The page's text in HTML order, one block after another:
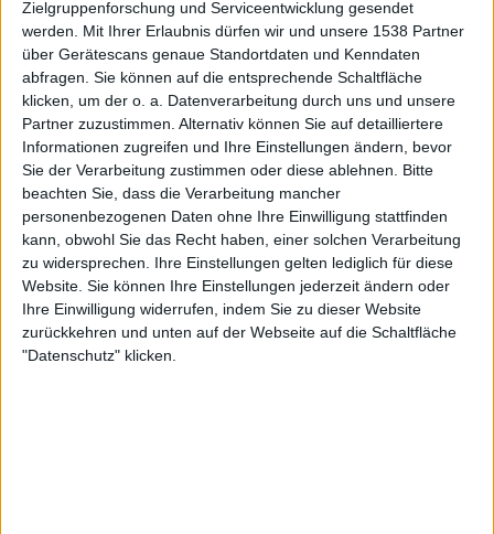
Zielgruppenforschung und Serviceentwicklung gesendet
werden.
Mit Ihrer Erlaubnis dürfen wir und unsere 1538 Partner
über Gerätescans genaue Standortdaten und Kenndaten
abfragen. Sie können auf die entsprechende Schaltfläche
klicken, um der o. a. Datenverarbeitung durch uns und unsere
Partner zuzustimmen. Alternativ können Sie auf detailliertere
Informationen zugreifen und Ihre Einstellungen ändern, bevor
Sie der Verarbeitung zustimmen oder diese ablehnen.
Bitte
beachten Sie, dass die Verarbeitung mancher
personenbezogenen Daten ohne Ihre Einwilligung stattfinden
kann, obwohl Sie das Recht haben, einer solchen Verarbeitung
zu widersprechen. Ihre Einstellungen gelten lediglich für diese
Website. Sie können Ihre Einstellungen jederzeit ändern oder
Ihre Einwilligung widerrufen, indem Sie zu dieser Website
zurückkehren und unten auf der Webseite auf die Schaltfläche
"Datenschutz" klicken.
5/10
Review
Marvel
Five Smell City